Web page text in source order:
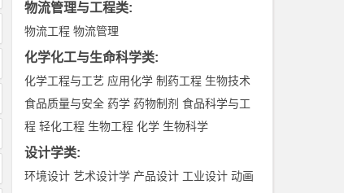
物流管理与工程类:
物流工程 物流管理
化学化工与生命科学类:
化学工程与工艺 应用化学 制药工程 生物技术
食品质量与安全 药学 药物制剂 食品科学与工
程 轻化工程 生物工程 化学 生物科学
设计学类:
环境设计 艺术设计学 产品设计 工业设计 动画